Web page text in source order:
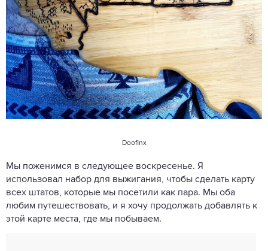
Doofinx
Мы поженимся в следующее воскресенье. Я
использовал набор для выжигания, чтобы сделать карту
всех штатов, которые мы посетили как пара. Мы оба
любим путешествовать, и я хочу продолжать добавлять к
этой карте места, где мы побываем.